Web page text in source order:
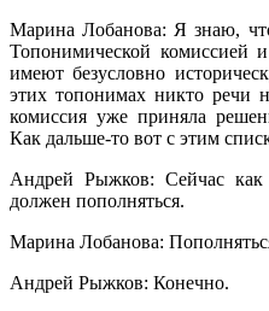
Марина Лобанова: Я знаю,
Топонимической комиссией
имеют безусловно
этих топонимах никто речи
комиссия уже приняла
Как дальше-то вот с этим
Андрей Рыжков: Сейчас
должен пополняться.
Марина Лобанова:
Андрей Рыжков: Конечно.